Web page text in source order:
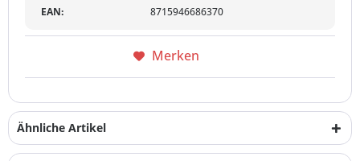
EAN:
8715946686370
Merken
Ähnliche Artikel